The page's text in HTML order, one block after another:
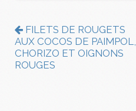
FILETS DE ROUGETS
AUX COCOS DE PAIMPOL,
CHORIZO ET OIGNONS
ROUGES